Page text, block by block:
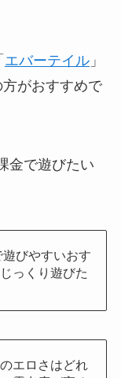
エバーテイル」
がおすすめで
金で遊びたい
遊びやすいおす
っくり遊びた
エロさはどれ